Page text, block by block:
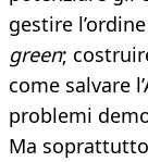
gestire
green;
come salvare
problemi
Ma